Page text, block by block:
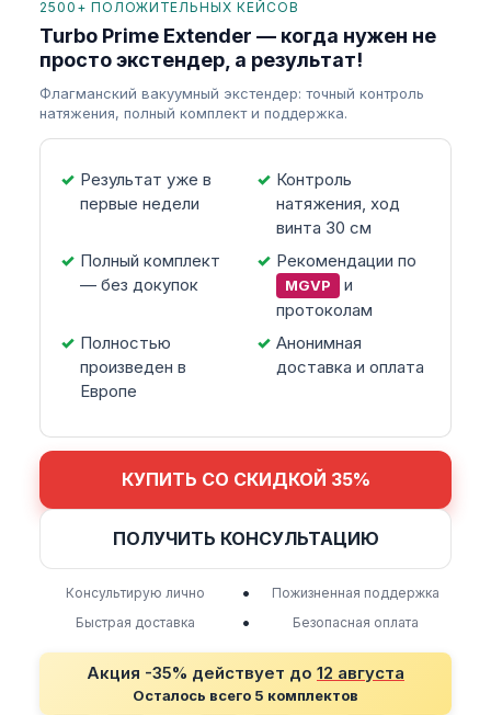
2500+ ПОЛОЖИТЕЛЬНЫХ КЕЙСОВ
Turbo Prime Extender — когда нужен не
просто экстендер, а результат!
Флагманский вакуумный экстендер: точный контроль
натяжения, полный комплект и поддержка.
Результат уже в
первые недели
Контроль
натяжения, ход
винта 30 см
Полный комплект
— без докупок
Рекомендации по
MGVP
и
протоколам
Полностью
произведен в
Европе
Анонимная
доставка и оплата
КУПИТЬ СО СКИДКОЙ 35%
ПОЛУЧИТЬ КОНСУЛЬТАЦИЮ
Консультирую лично •
Пожизненная поддержка
Быстрая доставка
• Безопасная оплата
Акция -35% действует до 12 августа
Осталось всего 5 комплектов